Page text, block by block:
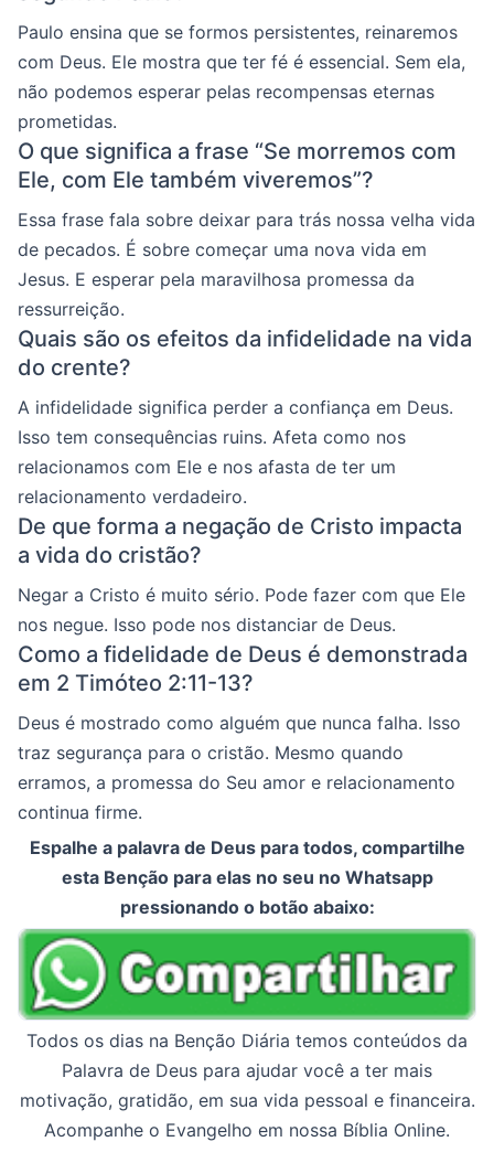
Paulo ensina que se formos persistentes, reinaremos
com Deus. Ele mostra que ter fé é essencial. Sem ela,
não podemos esperar pelas recompensas eternas
prometidas.
O que significa a frase “Se morremos com
Ele, com Ele também viveremos”?
Essa frase fala sobre deixar para trás nossa velha vida
de pecados. É sobre começar uma nova vida em
Jesus. E esperar pela maravilhosa promessa da
ressurreição.
Quais são os efeitos da infidelidade na vida
do crente?
A infidelidade significa perder a confiança em Deus.
Isso tem consequências ruins. Afeta como nos
relacionamos com Ele e nos afasta de ter um
relacionamento verdadeiro.
De que forma a negação de Cristo impacta
a vida do cristão?
Negar a Cristo é muito sério. Pode fazer com que Ele
nos negue. Isso pode nos distanciar de Deus.
Como a fidelidade de Deus é demonstrada
em 2 Timóteo 2:11-13?
Deus é mostrado como alguém que nunca falha. Isso
traz segurança para o cristão. Mesmo quando
erramos, a promessa do Seu amor e relacionamento
continua firme.
Espalhe a palavra de Deus para todos, compartilhe
esta Benção para elas no seu no Whatsapp
pressionando o botão abaixo:
Todos os dias na Benção Diária temos conteúdos da
Palavra de Deus para ajudar você a ter mais
motivação, gratidão, em sua vida pessoal e financeira.
Acompanhe o Evangelho em nossa Bíblia Online.